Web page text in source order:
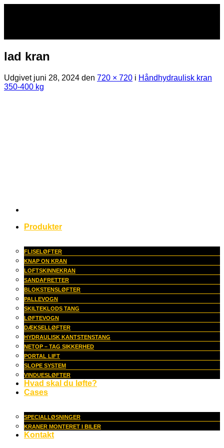
Produkter
FLISELØFTER
KNAP ON KRAN
LOFTSKINNEKRAN
SANDAFRETTER
BLOKSTENSLØFTER
PALLEVOGN
SKILTEKLODS TANG
LØFTEVOGN
DÆKSELLØFTER
HYDRAULISK KANTSTENSTANG
NETOP – TAG SIKKERHED
PORTAL LIFT
SLOPE SYSTEM
VINDUESLØFTER
Hvad skal du løfte?
Cases
SPECIALLØSNINGER
KRANER MONTERET I BILER
Kontakt
lad kran
Udgivet juni 28, 2024 den 720 × 720 i Håndhydraulisk kran
350-400 kg